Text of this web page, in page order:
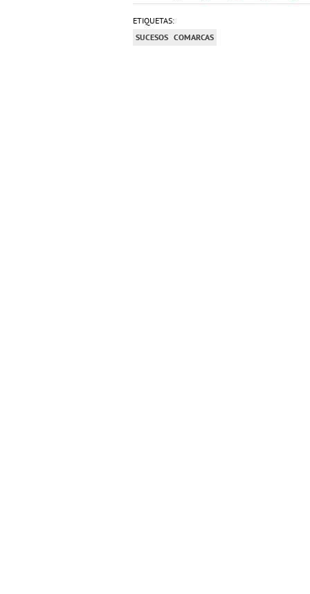
ETIQUETAS:
SUCESOS COMARCAS